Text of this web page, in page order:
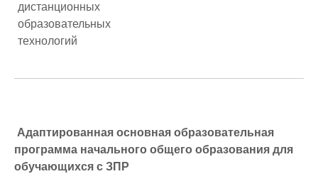
дистанционных
образовательных
технологий
Адаптированная основная образовательная
программа начального общего образования для
обучающихся с ЗПР